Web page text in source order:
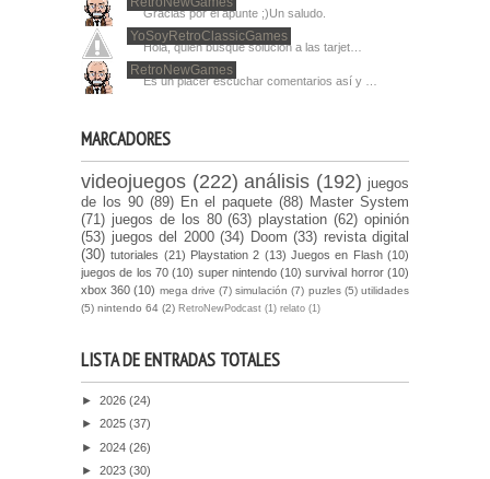
Gracias por el apunte ;)Un saludo.
YoSoyRetroClassicGames
Hola, quien busque solucion a las tarjet…
RetroNewGames
Es un placer escuchar comentarios así y …
MARCADORES
videojuegos (222) análisis (192) juegos
de los 90 (89) En el paquete (88) Master System
(71) juegos de los 80 (63) playstation (62) opinión
(53) juegos del 2000 (34) Doom (33) revista digital
(30) tutoriales (21) Playstation 2 (13) Juegos en Flash (10)
juegos de los 70 (10) super nintendo (10) survival horror (10)
xbox 360 (10) mega drive (7) simulación (7) puzles (5) utilidades
(5) nintendo 64 (2) RetroNewPodcast (1) relato (1)
LISTA DE ENTRADAS TOTALES
► 2026 (24)
► 2025 (37)
► 2024 (26)
► 2023 (30)